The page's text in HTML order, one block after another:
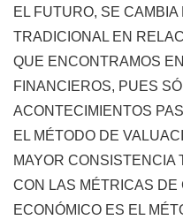
EL FUTURO, SE
TRADICIONAL EN
QUE ENCONTRAMOS
FINANCIEROS, PUES
ACONTECIMIENTOS
EL MÉTODO DE
MAYOR CONSISTENCIA
CON LAS MÉTRICAS DE
ECONÓMICO ES EL